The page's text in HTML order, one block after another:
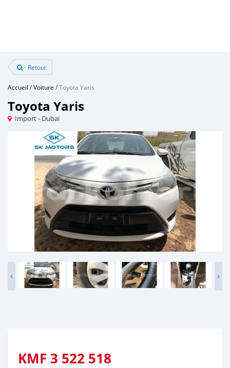
Retour
Accueil /Voiture /Toyota Yaris
Toyota Yaris
Import - Dubai
KMF 3 522 518